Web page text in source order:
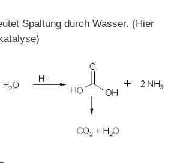
Spaltung durch Wasser. (Hier